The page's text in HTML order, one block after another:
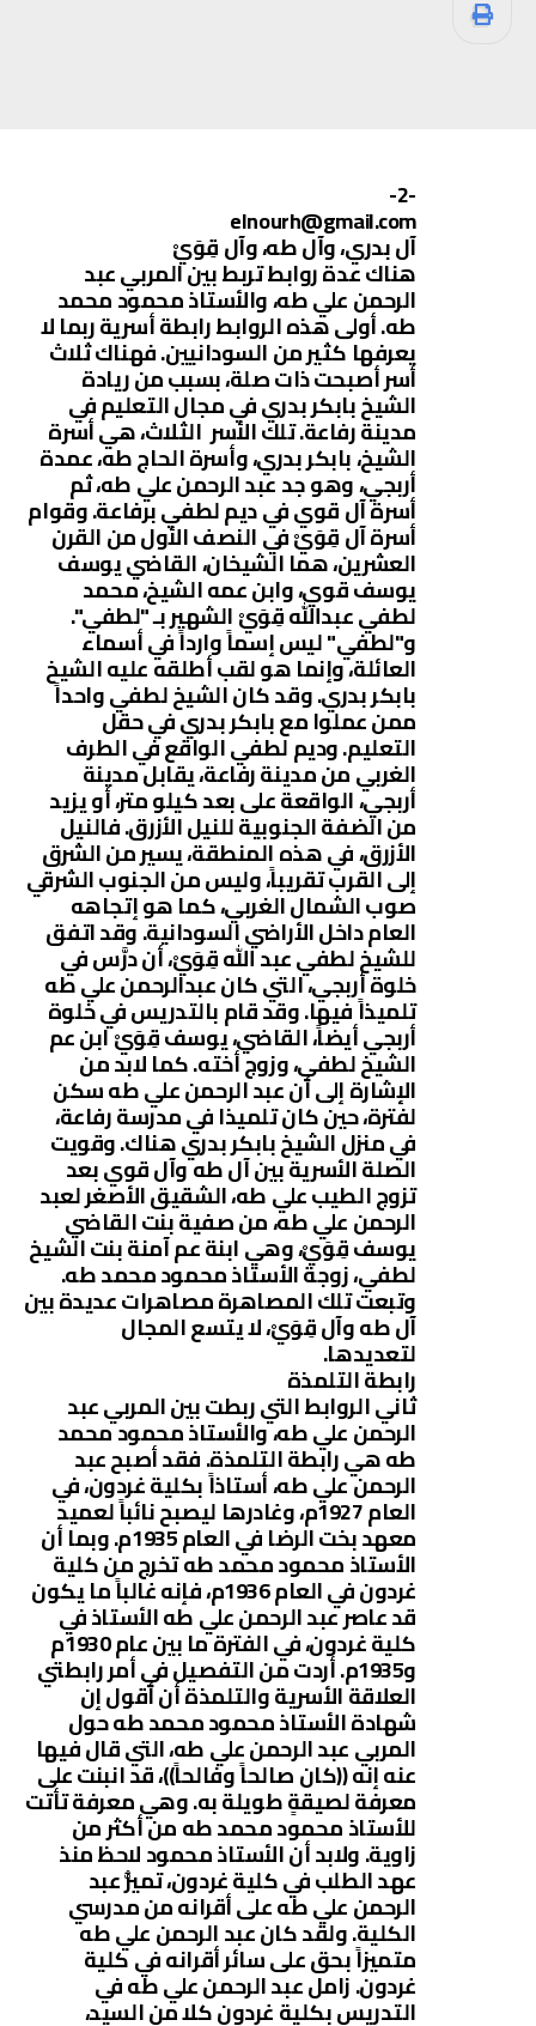
-2-
elnourh@gmail.com
آل بدري، وآل طه، وآل قِوَيْ
هناك عدة روابط تربط بين المربي عبد
الرحمن علي طه، والأستاذ محمود محمد
طه. أولى هذه الروابط رابطة أسرية ربما لا
يعرفها كثير من السودانيين. فهناك ثلاث
أسر أصبحت ذات صلة، بسبب من ريادة
الشيخ بابكر بدري في مجال التعليم في
مدينة رفاعة. تلك الأسر الثلاث، هي أسرة
الشيخ، بابكر بدري، وأسرة الحاج طه، عمدة
أربجي، وهو جد عبد الرحمن علي طه، ثم
أسرة آل قوي في ديم لطفي برفاعة. وقوام
أسرة آل قِوَيْ في النصف الأول من القرن
العشرين، هما الشيخان، القاضي يوسف
يوسف قوي، وابن عمه الشيخ، محمد
لطفي عبدالله قِوَيْ الشهير بـ "لطفي".
و"لطفي" ليس إسماً وارداً في أسماء
العائلة، وإنما هو لقب أطلقه عليه الشيخ
بابكر بدري. وقد كان الشيخ لطفي واحداً
ممن عملوا مع بابكر بدري في حقل
التعليم. وديم لطفي الواقع في الطرف
الغربي من مدينة رفاعة، يقابل مدينة
أربجي، الواقعة على بعد كيلو متر، أو يزيد
من الضفة الجنوبية للنيل الأزرق. فالنيل
الأزرق، في هذه المنطقة، يسير من الشرق
إلى القرب تقريباً، وليس من الجنوب الشرقي
صوب الشمال الغربي، كما هو إتجاهه
العام داخل الأراضي السودانية. وقد اتفق
للشيخ لطفي عبد الله قِوَيْ، أن درَّس في
خلوة أربجي، التي كان عبدالرحمن علي طه
تلميذاً فيها. وقد قام بالتدريس في خلوة
أربجي أيضاً، القاضي، يوسف قِوَيْ ابن عم
الشيخ لطفي، وزوج أخته. كما لابد من
الإشارة إلى أن عبد الرحمن علي طه سكن
لفترة، حين كان تلميذا في مدرسة رفاعة،
في منزل الشيخ بابكر بدري هناك. وقويت
الصلة الأسرية بين آل طه وآل قوي بعد
تزوج الطيب علي طه، الشقيق الأصغر لعبد
الرحمن علي طه، من صفية بنت القاضي
يوسف قِوَيْ، وهي ابنة عم آمنة بنت الشيخ
لطفي، زوجة الأستاذ محمود محمد طه.
وتبعت تلك المصاهرة مصاهرات عديدة بين
آل طه وآل قِوَيْ، لا يتسع المجال
لتعديدها.
رابطة التلمذة
ثاني الروابط التي ربطت بين المربي عبد
الرحمن علي طه، والأستاذ محمود محمد
طه هي رابطة التلمذة. فقد أصبح عبد
الرحمن علي طه، أستاذاً بكلية غردون، في
العام 1927م، وغادرها ليصبح نائباً لعميد
معهد بخت الرضا في العام 1935م. وبما أن
الأستاذ محمود محمد طه تخرج من كلية
غردون في العام 1936م، فإنه غالباً ما يكون
قد عاصر عبد الرحمن علي طه الأستاذ في
كلية غردون، في الفترة ما بين عام 1930م
و1935م. أردت من التفصيل في أمر رابطتي
العلاقة الأسرية والتلمذة أن أقول إن
شهادة الأستاذ محمود محمد طه حول
المربي عبد الرحمن علي طه، التي قال فيها
عنه إنه ((كان صالحاً وفالحاً))، قد انبنت على
معرفة لصيقةٍ طويلة به. وهي معرفة تأتت
للأستاذ محمود محمد طه من أكثر من
زاوية. ولابد أن الأستاذ محمود لاحظ منذ
عهد الطلب في كلية غردون، تميُّز عبد
الرحمن علي طه على أقرانه من مدرسي
الكلية. ولقد كان عبد الرحمن علي طه
متميزاً بحق على سائر أقرانه في كلية
غردون. زامل عبد الرحمن علي طه في
التدريس بكلية غردون كلا من السيد،